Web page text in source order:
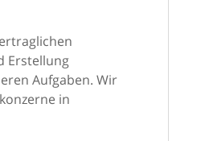
Erstellung
Aufgaben. Wir
in